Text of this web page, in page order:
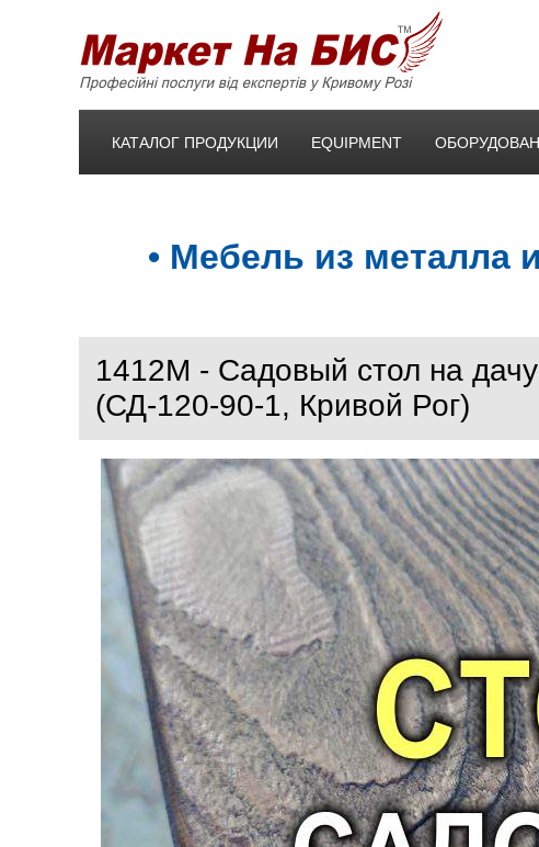
КАТАЛОГ ПРОДУКЦИИ EQUIPMENT
• Мебель из металла
1412M - Садовый стол на
(СД-120-90-1, Кривой Рог)